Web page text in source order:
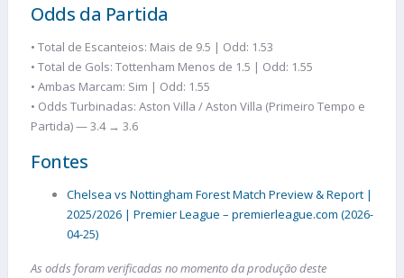
Odds da Partida
• Total de Escanteios: Mais de 9.5 | Odd: 1.53
• Total de Gols: Tottenham Menos de 1.5 | Odd: 1.55
• Ambas Marcam: Sim | Odd: 1.55
• Odds Turbinadas: Aston Villa / Aston Villa (Primeiro Tempo e
Partida) — 3.4 → 3.6
Fontes
Chelsea vs Nottingham Forest Match Preview & Report |
2025/2026 | Premier League – premierleague.com (2026-
04-25)
As odds foram verificadas no momento da produção deste